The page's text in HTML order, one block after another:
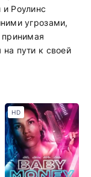
Роулинс
угрозами,
пути к своей
HD